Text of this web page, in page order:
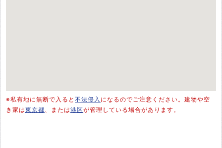
※私有地に無断で入ると 不法侵入 になるのでご注意ください。建物や空
き家は東京都、または港区が管理している場合があります。